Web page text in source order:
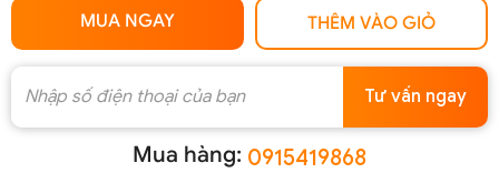
MUA NGAY THÊM VÀO GIỎ
Tư vấn ngay
Mua hàng: 0915419868